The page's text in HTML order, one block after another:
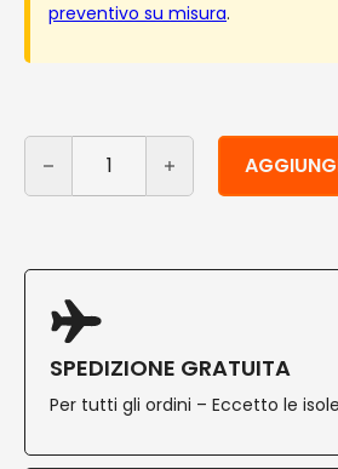
preventivo su misura.
Bicchieri in PLA biodegradabili
Alternative:
SPEDIZIONE GRATUITA
Per tutti gli ordini – Eccetto le isole